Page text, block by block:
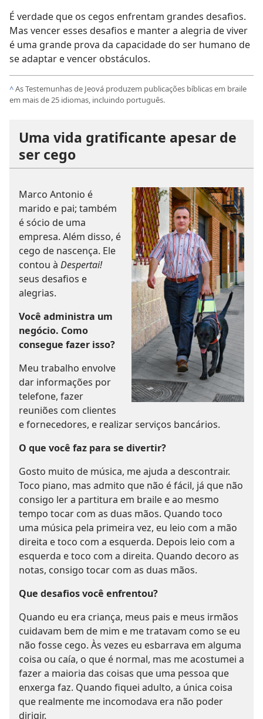
É verdade que os cegos enfrentam grandes desafios.
Mas vencer esses desafios e manter a alegria de viver
é uma grande prova da capacidade do ser humano de
se adaptar e vencer obstáculos.
^As Testemunhas de Jeová produzem publicações bíblicas em braile
em mais de 25 idiomas, incluindo português.
Uma vida gratificante apesar de
ser cego
Marco Antonio é
marido e pai; também
é sócio de uma
empresa. Além disso, é
cego de nascença. Ele
contou à Despertai!
seus desafios e
alegrias.
Você administra um
negócio. Como
consegue fazer isso?
Meu trabalho envolve
dar informações por
telefone, fazer
reuniões com clientes
e fornecedores, e realizar serviços bancários.
O que você faz para se divertir?
Gosto muito de música, me ajuda a descontrair.
Toco piano, mas admito que não é fácil, já que não
consigo ler a partitura em braile e ao mesmo
tempo tocar com as duas mãos. Quando toco
uma música pela primeira vez, eu leio com a mão
direita e toco com a esquerda. Depois leio com a
esquerda e toco com a direita. Quando decoro as
notas, consigo tocar com as duas mãos.
Que desafios você enfrentou?
Quando eu era criança, meus pais e meus irmãos
cuidavam bem de mim e me tratavam como se eu
não fosse cego. Às vezes eu esbarrava em alguma
coisa ou caía, o que é normal, mas me acostumei a
fazer a maioria das coisas que uma pessoa que
enxerga faz. Quando fiquei adulto, a única coisa
que realmente me incomodava era não poder
dirigir.